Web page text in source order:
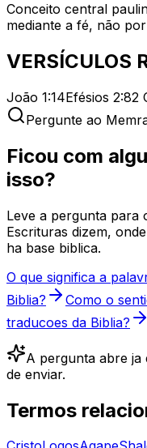
Conceito central
mediante a fé, não
VERSÍCULOS
João 1:14Efésios 2:82
Pergunte ao
Ficou com
isso?
Leve a pergunta para
Escrituras dizem,
ha base biblica.
O que significa a
Biblia?
Como o
traducoes da Biblia?
A pergunta abre ja
de enviar.
Termos